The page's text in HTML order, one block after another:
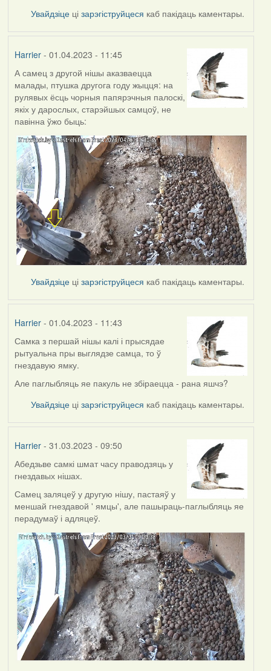
Увайдзіце цізарэгіструйцеся каб пакідаць каментары.
Harrier- 01.04.2023 - 11:45
А самец з другой нішы аказваецца
малады, птушка другога году жыцця: на
рулявых ёсць чорныя папярэчныя палоскі,
якіх у дарослых, старэйшых самцоў, не
павінна ўжо быць:
Увайдзіце цізарэгіструйцеся каб пакідаць каментары.
Harrier- 01.04.2023 - 11:43
Самка з першай нішы калі і прысядае
рытуальна пры выглядзе самца, то ў
гнездавую ямку.
Але паглыбляць яе пакуль не збіраецца - рана яшчэ?
Увайдзіце цізарэгіструйцеся каб пакідаць каментары.
Harrier- 31.03.2023 - 09:50
Абедзьве самкі шмат часу праводзяць у
гнездавых нішах.
Самец заляцеў у другую нішу, пастаяў у
меншай гнездавой ' ямцы', але пашыраць-паглыбляць яе
перадумаў і адляцеў.